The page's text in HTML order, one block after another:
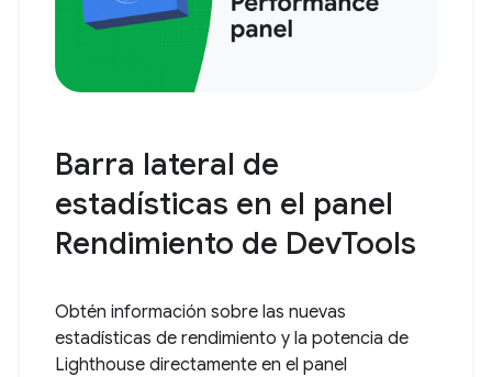
Barra lateral de
estadísticas en el panel
Rendimiento de DevTools
Obtén información sobre las nuevas
estadísticas de rendimiento y la potencia de
Lighthouse directamente en el panel